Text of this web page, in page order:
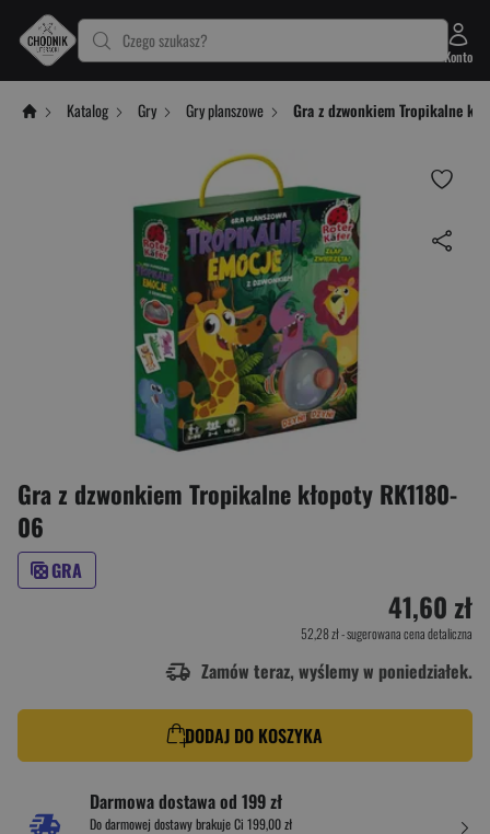
Czego szukasz?
Konto
Katalog Gry Gry planszowe Gra z dzwonkiem Tropikalne
Gra z dzwonkiem Tropikalne kłopoty RK1180-
06
GRA
41,60 zł
52,28 zł- sugerowana cena detaliczna
Zamów teraz, wyślemy w poniedziałek.
DODAJ DO KOSZYKA
Darmowa dostawa od 199 zł
Do darmowej dostawy brakuje Ci 199,00 zł